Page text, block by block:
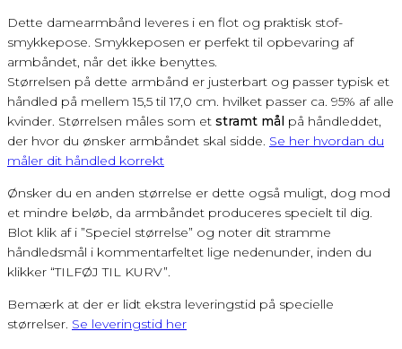
Dette damearmbånd leveres i en flot og praktisk stof-
smykkepose. Smykkeposen er perfekt til opbevaring af
armbåndet, når det ikke benyttes.
Størrelsen på dette armbånd er justerbart og passer typisk et
håndled på mellem 15,5 til 17,0 cm. hvilket passer ca. 95% af alle
kvinder. Størrelsen måles som et stramt mål på håndleddet,
der hvor du ønsker armbåndet skal sidde. Se her hvordan du
måler dit håndled korrekt
Ønsker du en anden størrelse er dette også muligt, dog mod
et mindre beløb, da armbåndet produceres specielt til dig.
Blot klik af i ”Speciel størrelse” og noter dit stramme
håndledsmål i kommentarfeltet lige nedenunder, inden du
klikker “TILFØJ TIL KURV”.
Bemærk at der er lidt ekstra leveringstid på specielle
størrelser. Se leveringstid her